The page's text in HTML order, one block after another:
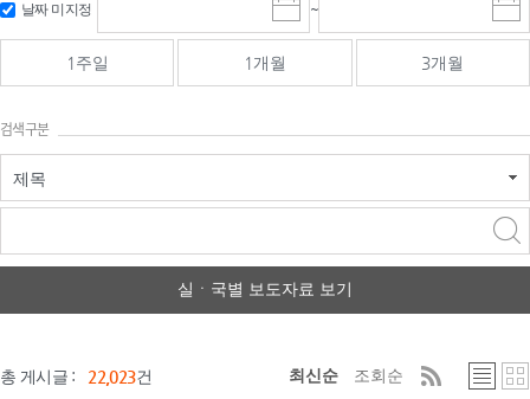
날짜 미지정
시
작
일
선
~
종
료
선
1주일 1개월 3개월
검색구분
제목
실ㆍ국별 보도자료 보기
총 게시글 : 22,023건 최신순 조회순